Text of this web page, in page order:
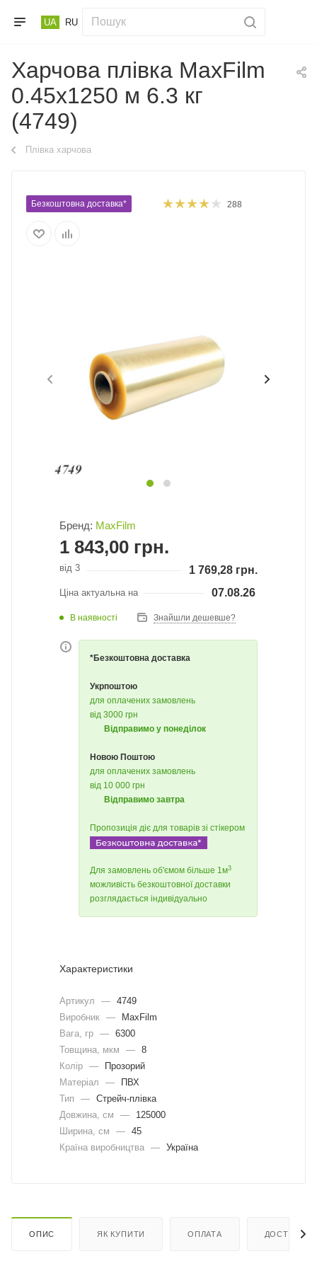
UA RU
Харчова плівка MaxFilm
0.45х1250 м 6.3 кг
(4749)
Плівка харчова
Безкоштовна доставка* 288
Бренд: MaxFilm
1 843,00 грн.
від 3 1 769,28 грн.
Ціна актуальна на 07.08.26
В наявності Знайшли дешевше?
*Безкоштовна доставка
Укрпоштою
для оплачених замовлень
від 3000 грн
Відправимо у понеділок
Новою Поштою
для оплачених замовлень
від 10 000 грн
Відправимо завтра
Пропозиція діє для товарів зі стікером
Для замовлень об'ємом більше 1м3
можливість безкоштовної доставки
розглядається індивідуально
Характеристики
Артикул — 4749
Виробник —
MaxFilm
Вага, гр — 6300
Товщина, мкм
— 8
Колір —
Прозорий
Матеріал
—
ПВХ
Тип
— Стрейч-плівка
Довжина, cм
—
125000
Ширина, cм
— 45
Країна виробництва — Україна
ОПИС ЯК КУПИТИ ОПЛАТА ДОСТАВКА